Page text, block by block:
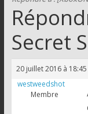
et
astuces
pour
le
zombie
de
Secret
20 juillet 2016 à 18:45
westweedshot
Membre